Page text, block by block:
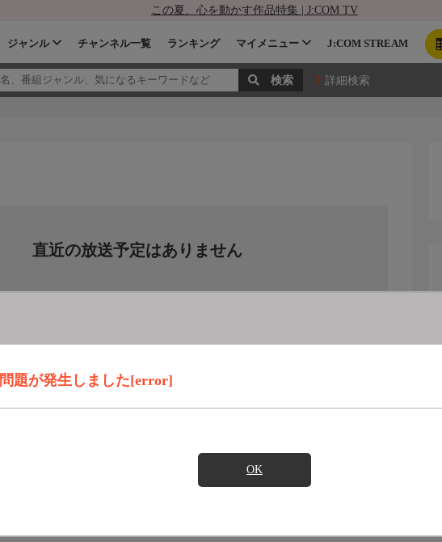
この夏、心を動かす作品特集 | J:COM TV
ジャンル チャンネル一覧 ランキング マイメニュー J:COM STREAM
詳細検索
題が発生しました[error]
OK
直近の放送予定はありません